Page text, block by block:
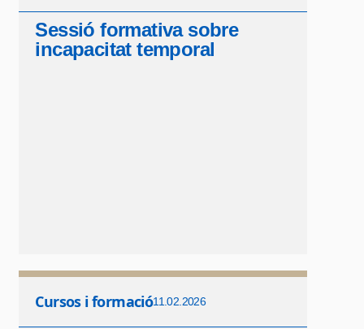
Sessió formativa sobre
incapacitat temporal
Cursos i formació11.02.2026